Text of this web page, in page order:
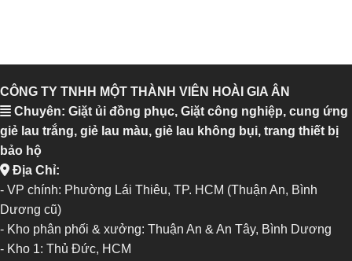
CÔNG TY TNHH MỘT THÀNH VIÊN HOÀI GIA ÂN
Chuyên: Giặt ủi đồng phục, Giặt công nghiệp, cung ứng
giẻ lau trắng, giẻ lau màu, giẻ lau không bụi, trang thiết bị
bảo hộ
Địa Chỉ:
- VP chính: Phường Lái Thiêu, TP. HCM (Thuận An, Bình
Dương cũ)
- Kho phân phối & xưởng: Thuận An & An Tây, Bình Dương
- Kho 1: Thủ Đức, HCM